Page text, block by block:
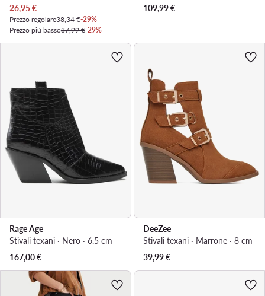
Prezzo attuale
26,95€
Prezzo regolare38,34 €-29%
Prezzo più basso37,99 €-29%
109,99€
Rage Age
Stivali texani · Nero · 6.5 cm
167,00€
DeeZee
Stivali texani · Marrone · 8 cm
39,99€